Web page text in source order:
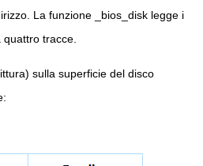
La funzione _bios_disk legge i
tracce.
sulla superficie del disco